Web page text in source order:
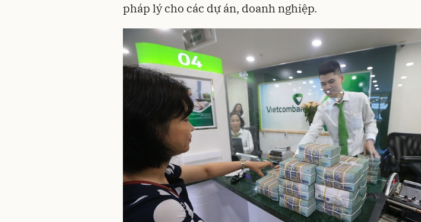
pháp lý cho các dự án, doanh nghiệp.